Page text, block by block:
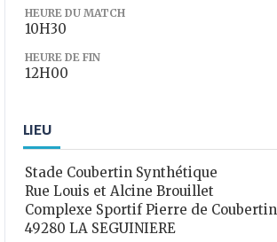
HEURE DU MATCH
10H30
HEURE DE FIN
12H00
LIEU
Stade Coubertin Synthétique
Rue Louis et Alcine Brouillet
Complexe Sportif Pierre de Coubertin
49280 LA SEGUINIERE